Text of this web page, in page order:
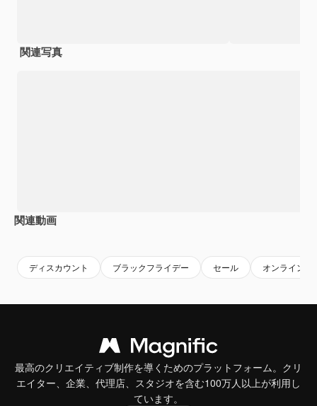
関連写真
関連動画
ディスカウント ブラックフライデー セール オンラインシ
最高のクリエイティブ制作を導くためのプラットフォーム。クリ
エイター、企業、代理店、スタジオを含む100万人以上が利用し
ています。